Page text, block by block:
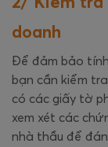
doanh
Để đảm bảo
bạn cần kiểm
có các giấy tờ
xem xét các
nhà thầu để